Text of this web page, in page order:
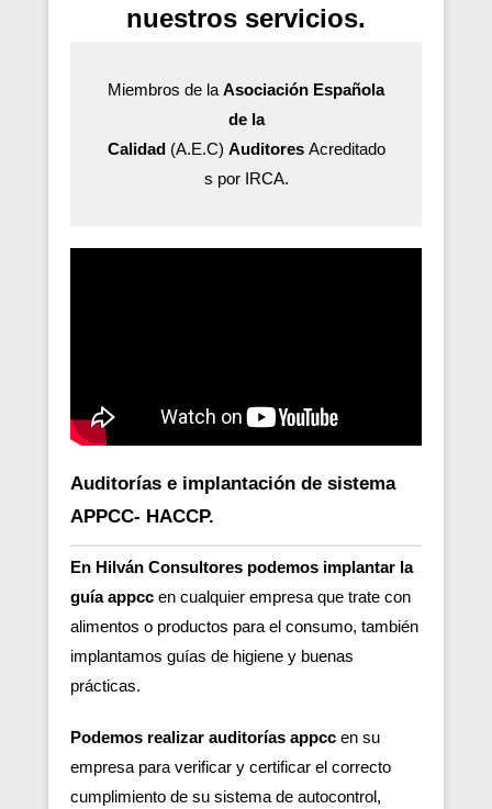
nuestros servicios.
Miembros de la Asociación Española
de la
Calidad(A.E.C) AuditoresAcreditado
s por IRCA.
Auditorías e implantación de sistema
APPCC- HACCP.
En Hilván Consultores podemos implantar la
guía appcc en cualquier empresa que trate con
alimentos o productos para el consumo, también
implantamos guías de higiene y buenas
prácticas.
Podemos realizar auditorías appcc en su
empresa para verificar y certificar el correcto
cumplimiento de su sistema de autocontrol,